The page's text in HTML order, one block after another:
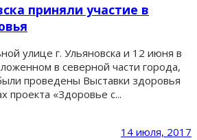
приняли участие в
улице г. Ульяновска и 12 июня в
в северной части города,
проведены Выставки здоровья
проекта «Здоровье с...
14 июля, 2017